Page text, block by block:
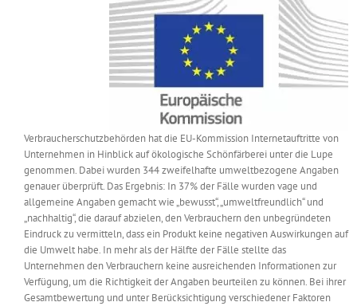
Wissen
Product Guide
Jobshop
Verbraucherschutzbehörden hat die EU-Kommission Internetauftritte von
Unternehmen in Hinblick auf ökologische Schönfärberei unter die Lupe
genommen. Dabei wurden 344 zweifelhafte umweltbezogene Angaben
genauer überprüft. Das Ergebnis: In 37% der Fälle wurden vage und
allgemeine Angaben gemacht wie „bewusst“, „umweltfreundlich“ und
„nachhaltig“, die darauf abzielen, den Verbrauchern den unbegründeten
Eindruck zu vermitteln, dass ein Produkt keine negativen Auswirkungen auf
die Umwelt habe. In mehr als der Hälfte der Fälle stellte das
Unternehmen den Verbrauchern keine ausreichenden Informationen zur
Verfügung, um die Richtigkeit der Angaben beurteilen zu können. Bei ihrer
Gesamtbewertung und unter Berücksichtigung verschiedener Faktoren